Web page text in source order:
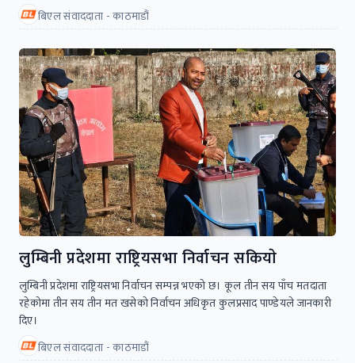
बिएल संवाददाता - काठमाडौं
लुम्बिनी प्रदेशमा राष्ट्रियसभा निर्वाचन सकियाे
लुम्बिनी प्रदेशमा राष्ट्रियसभा निर्वाचन सम्पन्न भएको छ। कूल तीन सय पाँच मतदाता
रहेकोमा तीन सय तीन मत खसेको निर्वाचन अधिकृत कुलप्रसाद पाण्डेयले जानकारी
दिए।
बिएल संवाददाता - काठमाडौं